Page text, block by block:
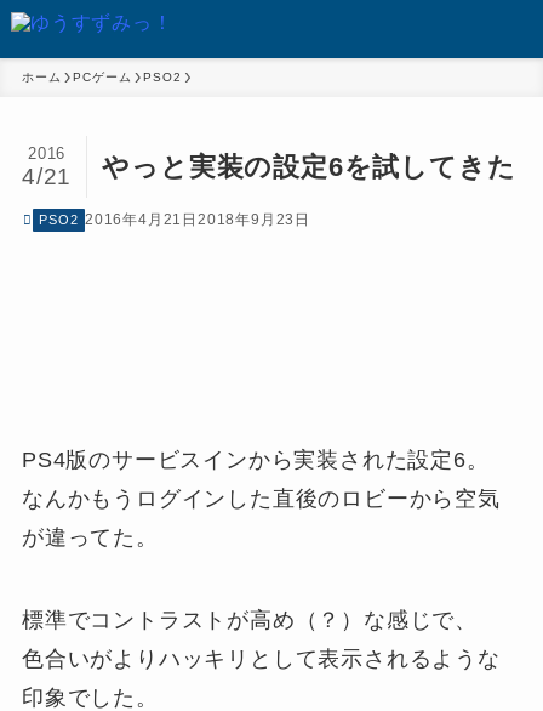
ホーム PCゲーム PSO2
やっと実装の設定6を試してきた
2016
4/21
PSO2 2016年4月21日2018年9月23日
PS4版のサービスインから実装された設定6。
なんかもうログインした直後のロビーから空気
が違ってた。
標準でコントラストが高め（？）な感じで、
色合いがよりハッキリとして表示されるような
印象でした。